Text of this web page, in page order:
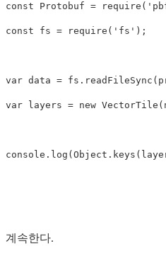
const Protobuf = require ( '
const fs = require ( ' fs ' );
var data = fs . readFileSync (
var layers = new VectorTile (
console . log ( Object . keys (
계속한다.